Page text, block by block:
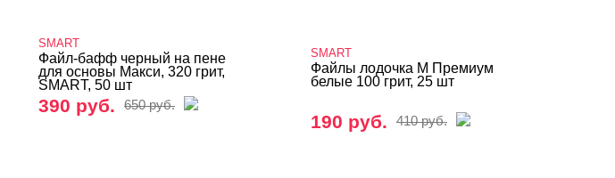
SMART
Файл-бафф черный на пене
для основы Макси, 320 грит,
SMART, 50 шт
390 руб. 650 руб.
SMART
Файлы лодочка M Премиум
белые 100 грит, 25 шт
190 руб. 410 руб.